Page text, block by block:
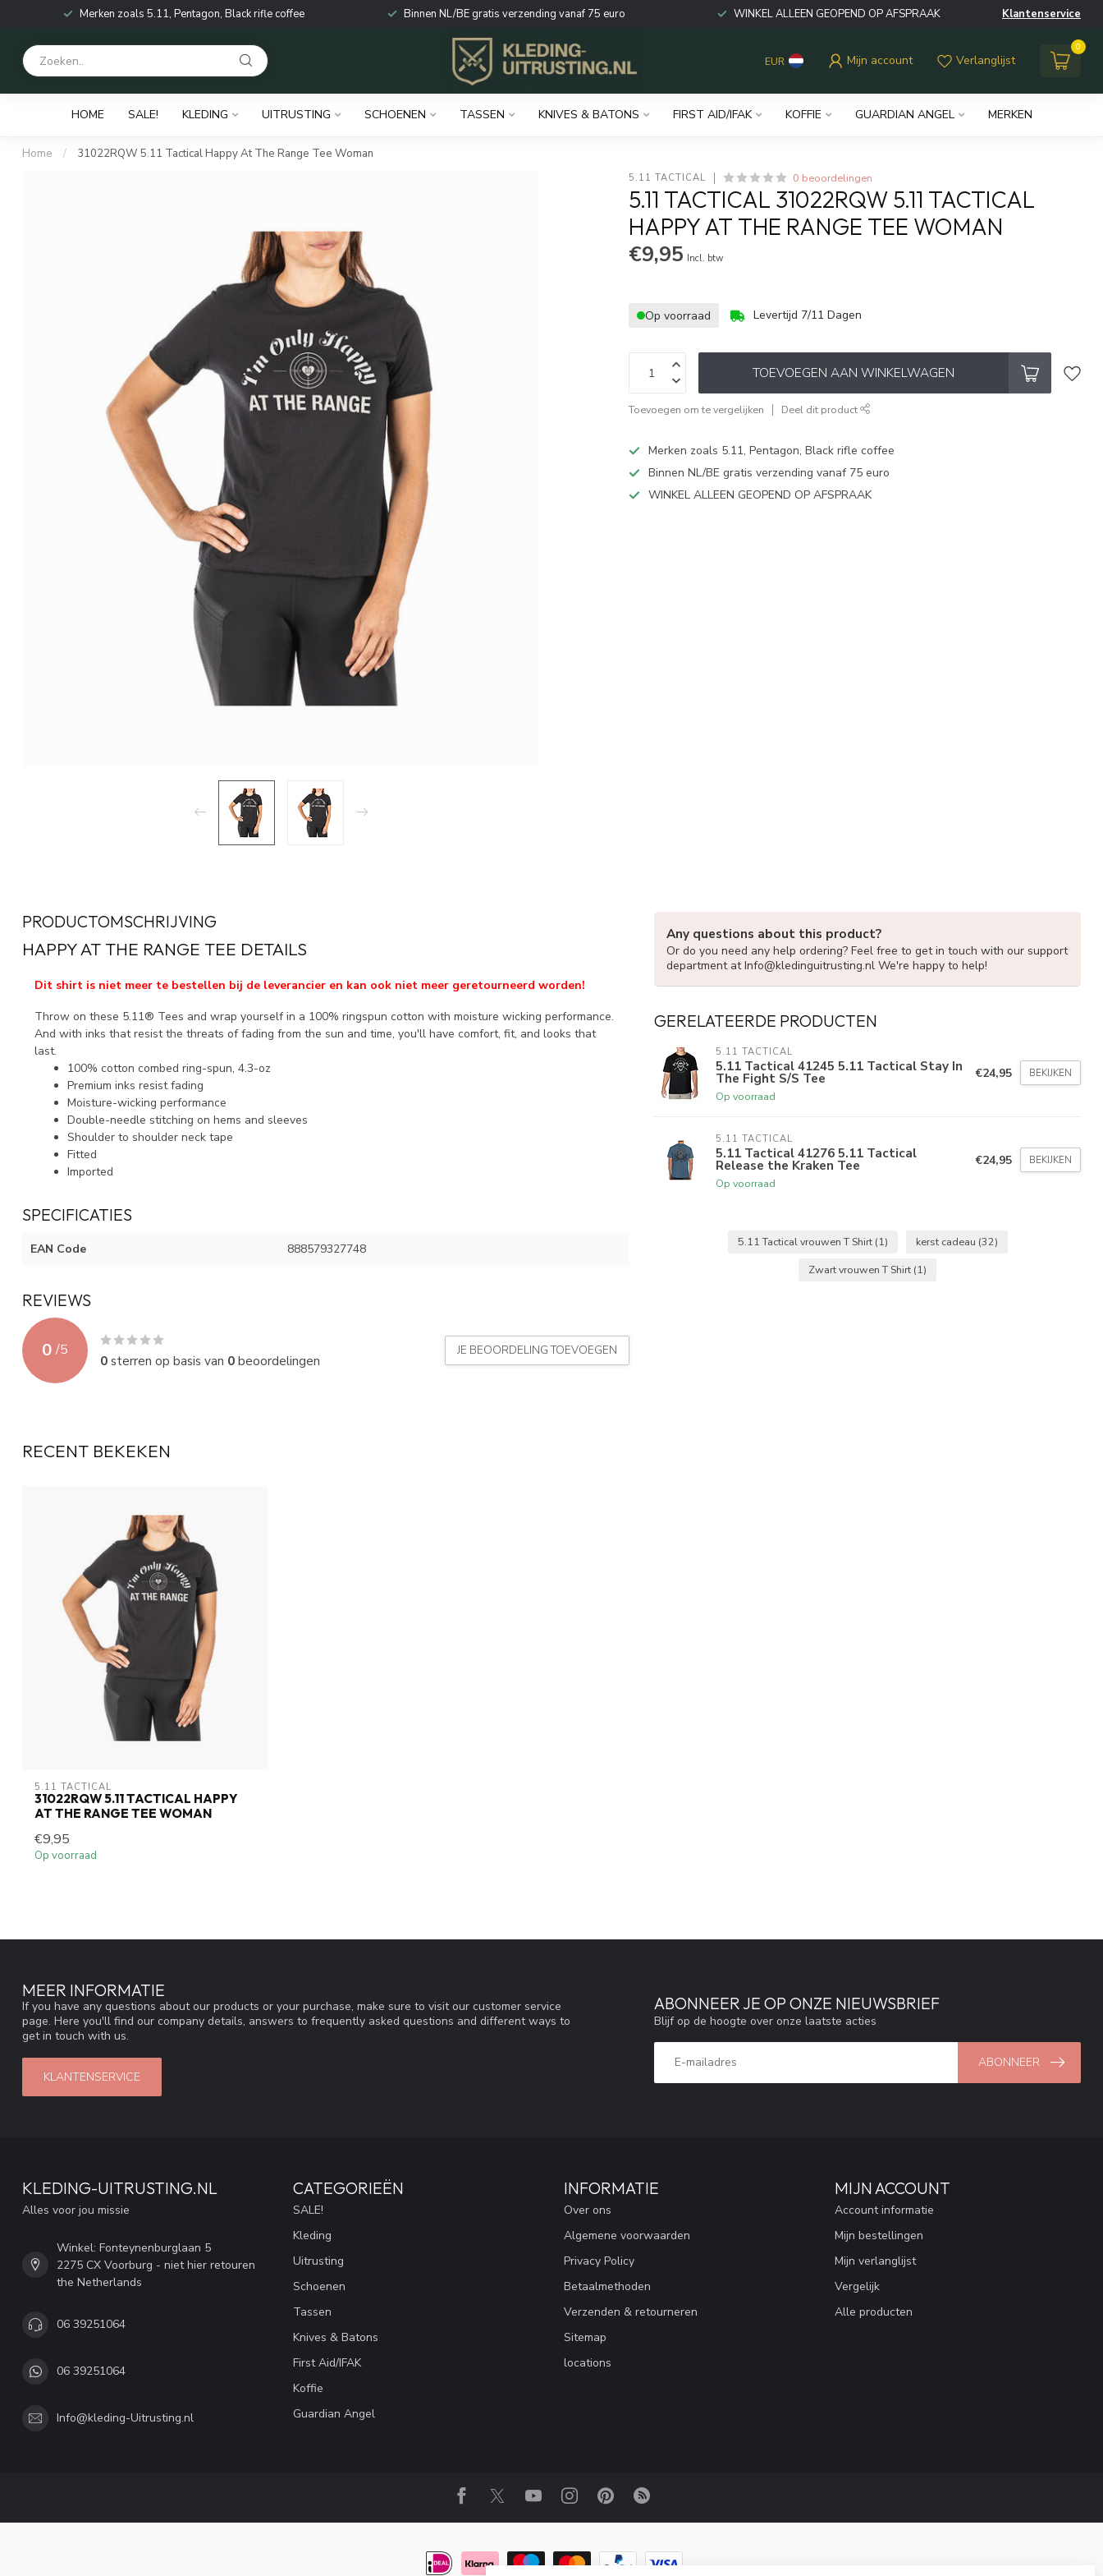
Merken zoals 5.11, Pentagon, Black rifle coffee Binnen NL/BE gratis verzending vanaf 75 euro WINKEL ALLEEN GEOPEND OP AFSPRAAK Klantenservice
EUR Mijn account Verlanglijst
0
HOME SALE! KLEDING UITRUSTING SCHOENEN TASSEN KNIVES & BATONS FIRST AID/IFAK KOFFIE GUARDIAN ANGEL MERKEN
Home / 31022RQW 5.11 Tactical Happy At The Range Tee Woman
5.11 TACTICAL 0 beoordelingen
5.11 TACTICAL 31022RQW 5.11 TACTICAL
HAPPY AT THE RANGE TEE WOMAN
€9,95 Incl. btw
Op voorraad Levertijd 7/11 Dagen
TOEVOEGEN AAN WINKELWAGEN
Toevoegen om te vergelijken Deel dit product
Merken zoals 5.11, Pentagon, Black rifle coffee
Binnen NL/BE gratis verzending vanaf 75 euro
WINKEL ALLEEN GEOPEND OP AFSPRAAK
PRODUCTOMSCHRIJVING
HAPPY AT THE RANGE TEE DETAILS
Dit shirt is niet meer te bestellen bij de leverancier en kan ook niet meer geretourneerd worden!
Throw on these 5.11® Tees and wrap yourself in a 100% ringspun cotton with moisture wicking performance.
And with inks that resist the threats of fading from the sun and time, you'll have comfort, fit, and looks that
last.
100% cotton combed ring-spun, 4.3-oz
Premium inks resist fading
Moisture-wicking performance
Double-needle stitching on hems and sleeves
Shoulder to shoulder neck tape
Fitted
Imported
SPECIFICATIES
EAN Code 888579327748
REVIEWS
0 /5
0sterren op basis van 0beoordelingen
JE BEOORDELING TOEVOEGEN
Any questions about this product?
Or do you need any help ordering? Feel free to get in touch with our support
department atInfo@kledinguitrusting.nl We're happy to help!
GERELATEERDE PRODUCTEN
5.11 TACTICAL
5.11 Tactical 41245 5.11 Tactical Stay In
The Fight S/S Tee
Op voorraad
€24,95 BEKIJKEN
5.11 TACTICAL
5.11 Tactical 41276 5.11 Tactical
Release the Kraken Tee
Op voorraad
€24,95 BEKIJKEN
5.11 Tactical vrouwen T Shirt (1) kerst cadeau (32)
Zwart vrouwen T Shirt (1)
RECENT BEKEKEN
5.11 TACTICAL
31022RQW 5.11 TACTICAL HAPPY
AT THE RANGE TEE WOMAN
€9,95
Op voorraad
MEER INFORMATIE
If you have any questions about our products or your purchase, make sure to visit our customer service
page. Here you'll find our company details, answers to frequently asked questions and different ways to
get in touch with us.
KLANTENSERVICE
ABONNEER JE OP ONZE NIEUWSBRIEF
Blijf op de hoogte over onze laatste acties
ABONNEER
KLEDING-UITRUSTING.NL
Alles voor jou missie
Winkel: Fonteynenburglaan 5
2275 CX Voorburg - niet hier retouren
the Netherlands
06 39251064
06 39251064
Info@kleding-Uitrusting.nl
CATEGORIEËN
SALE!
Kleding
Uitrusting
Schoenen
Tassen
Knives & Batons
First Aid/IFAK
Koffie
Guardian Angel
INFORMATIE
Over ons
Algemene voorwaarden
Privacy Policy
Betaalmethoden
Verzenden & retourneren
Sitemap
locations
MIJN ACCOUNT
Account informatie
Mijn bestellingen
Mijn verlanglijst
Vergelijk
Alle producten